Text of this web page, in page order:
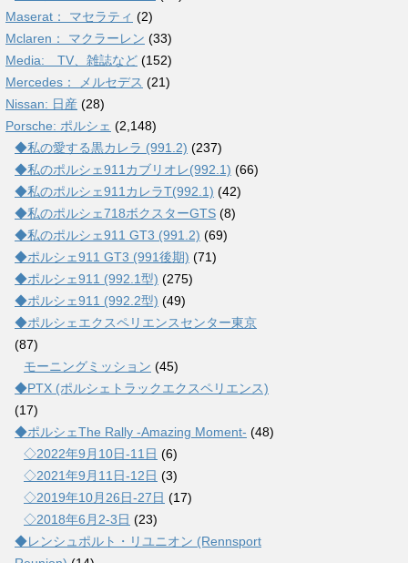
Maserat： マセラティ (2)
Mclaren： マクラーレン (33)
Media: TV、雑誌など (152)
Mercedes： メルセデス (21)
Nissan: 日産 (28)
Porsche: ポルシェ (2,148)
◆私の愛する黒カレラ (991.2) (237)
◆私のポルシェ911カブリオレ(992.1) (66)
◆私のポルシェ911カレラT(992.1) (42)
◆私のポルシェ718ボクスターGTS (8)
◆私のポルシェ911 GT3 (991.2) (69)
◆ポルシェ911 GT3 (991後期) (71)
◆ポルシェ911 (992.1型) (275)
◆ポルシェ911 (992.2型) (49)
◆ポルシェエクスペリエンスセンター東京
(87)
モーニングミッション (45)
◆PTX (ポルシェトラックエクスペリエンス)
(17)
◆ポルシェThe Rally -Amazing Moment- (48)
◇2022年9月10日-11日 (6)
◇2021年9月11日-12日 (3)
◇2019年10月26日-27日 (17)
◇2018年6月2-3日 (23)
◆レンシュポルト・リユニオン (Rennsport